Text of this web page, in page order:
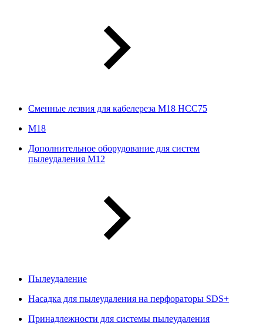
Сменные лезвия для кабелереза M18 HCC75
М18
Дополнительное оборудование для систем
пылеудаления М12
Пылеудаление
Насадка для пылеудаления на перфораторы SDS+
Принадлежности для системы пылеудаления